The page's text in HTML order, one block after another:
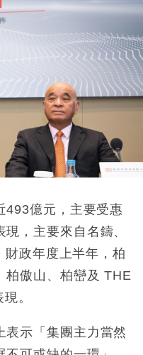
日圓 4月單日斥6.28萬億
結束 承認部分彈藥庫存緊
手 斥4億美元押注未上市公
493億元，主要受惠
，主要來自名鑄、
財政年度上半年，柏
柏傲山、柏巒及 THE
。
表示「集團主力當然